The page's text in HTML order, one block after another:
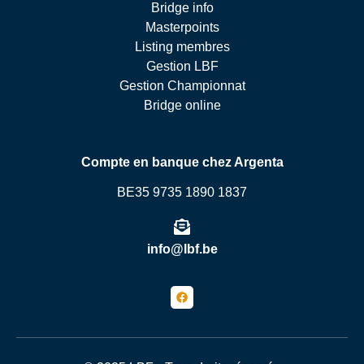
Bridge info
Masterpoints
Listing membres
Gestion LBF
Gestion Championnat
Bridge online
Compte en banque chez Argenta
BE35 9735 1890 1837
info@lbf.be